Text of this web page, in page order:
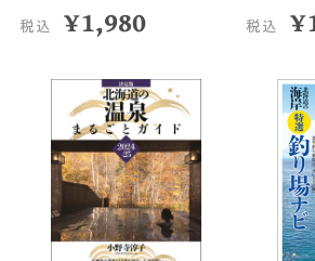
税込 ¥1,980 税込 ¥